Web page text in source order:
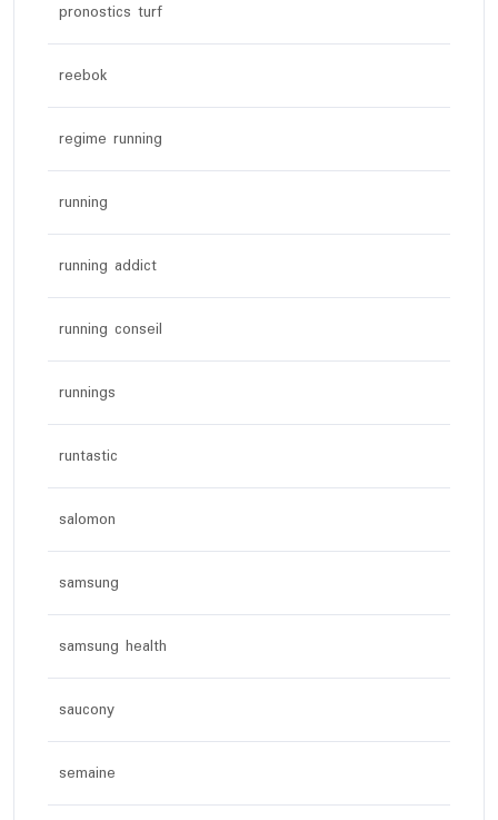
pronostics turf
reebok
regime running
running
running addict
running conseil
runnings
runtastic
salomon
samsung
samsung health
saucony
semaine